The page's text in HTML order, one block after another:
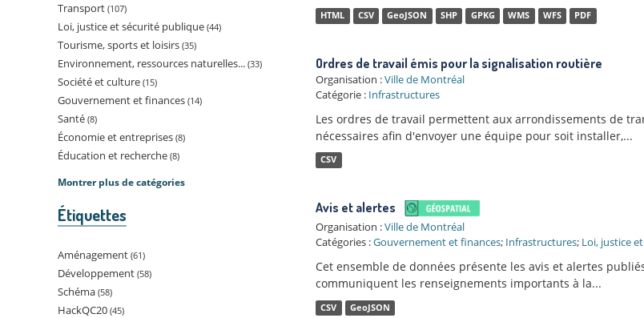
Transport 107
Loi, justice et sécurité publique 44
Tourisme, sports et loisirs 35
Environnement, ressources naturelles... 33
Société et culture 15
Gouvernement et finances 14
Santé 8
Économie et entreprises 8
Éducation et recherche 8
Montrer plus de catégories
Étiquettes
Aménagement 61
Développement 58
Schéma 58
HackQC20 45
HTML CSV GeoJSON SHP GPKG WMS WFS PDF
Ordres de travail émis pour la signalisation routière
Organisation :Ville de Montréal
Catégorie : Infrastructures
Les ordres de travail permettent aux arrondissements de
nécessaires afin d'envoyer une équipe pour soit installer,...
CSV
Avis et alertes
Organisation :Ville de Montréal
Catégories :Gouvernement et finances; Infrastructures; Loi, justice
Cet ensemble de données présente les avis et alertes
communiquent les renseignements importants à la...
CSV GeoJSON